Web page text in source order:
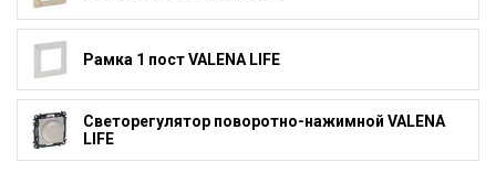
Рамка 1 пост VALENA LIFE
Светорегулятор поворотно-нажимной VALENA
LIFE